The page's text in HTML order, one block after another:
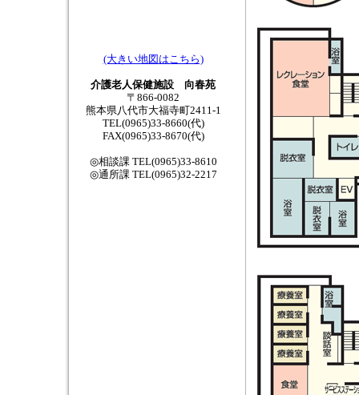
(大きい地図はこちら)
介護老人保健施設 向春苑
〒866-0082
熊本県八代市大福寺町2411-1
TEL(0965)33-8660(代)
FAX(0965)33-8670(代)
◎相談課 TEL(0965)33-8610
◎通所課 TEL(0965)32-2217